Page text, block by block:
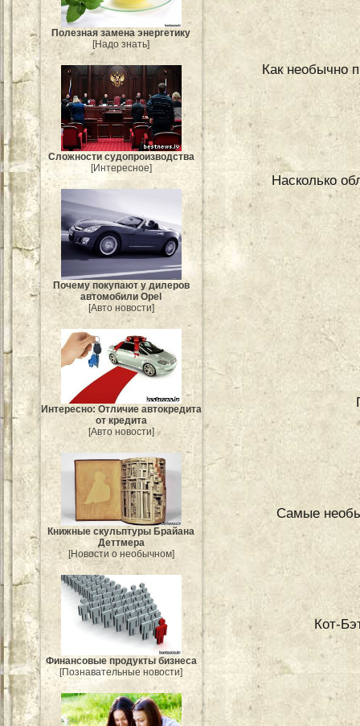
Полезная замена энергетику
[Надо знать]
Сложности судопроизводства
[Интересное]
Почему покупают у дилеров
автомобили Opel
[Авто новости]
Интересно: Отличие автокредита
от кредита
[Авто новости]
Книжные скульптуры Брайана
Деттмера
[Новости о необычном]
Финансовые продукты бизнеса
[Познавательные новости]
Как необычно
Насколько
Самые
Кот-